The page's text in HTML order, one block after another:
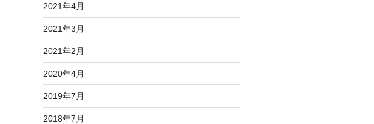
2021年4月
2021年3月
2021年2月
2020年4月
2019年7月
2018年7月